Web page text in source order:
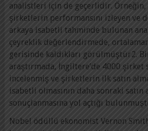
analistleri için de geçerlidir. Örneğin,
şirketlerin performansını izleyen ve
arkaya isabetli tahminde bulunan
çeyreklik değerlendirmede,
gerisinde kaldıkları görülmüştür2.
araştırmada, İngiltere’de 4000 şirket
incelenmiş ve şirketlerin ilk satın
isabetli olmasının daha sonraki satın
sonuçlanmasına yol açtığı
Nobel ödüllü ekonomist Vernon